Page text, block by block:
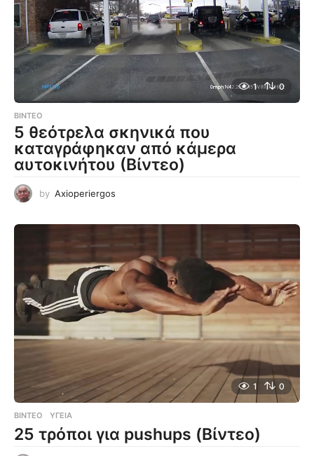
1 0
ΒΊΝΤΕΟ
5 θεότρελα σκηνικά που
καταγράφηκαν από κάμερα
αυτοκινήτου (Βίντεο)
by Axioperiergos
1 0
ΒΊΝΤΕΟ ΥΓΕΊΑ
25 τρόποι για pushups (Βίντεο)